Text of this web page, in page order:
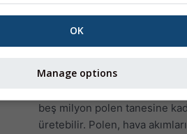
Huşgün poleniilkbahar
daha yüksek enlemlerde
açtıkça, rüzgarla savrulan
beş milyon polen tanesine
üretebilir. Polen, hava
OK
Manage options